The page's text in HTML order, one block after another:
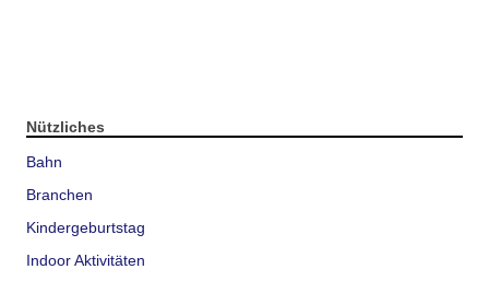
Nützliches
Bahn
Branchen
Kindergeburtstag
Indoor Aktivitäten